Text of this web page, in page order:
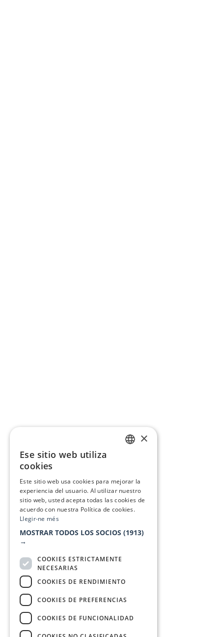
×
Ese sitio web utiliza
cookies
Este sitio web usa cookies para mejorar la
experiencia del usuario. Al utilizar nuestro
sitio web, usted acepta todas las cookies de
acuerdo con nuestra Política de cookies.
Llegir-ne més
MOSTRAR TODOS LOS SOCIOS (1913)
→
COOKIES ESTRICTAMENTE
NECESARIAS
COOKIES DE RENDIMIENTO
COOKIES DE PREFERENCIAS
COOKIES DE FUNCIONALIDAD